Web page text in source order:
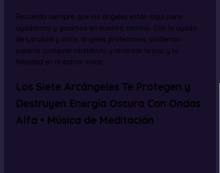
Recuerda siempre que los ángeles están aquí para
ayudarnos y guiarnos en nuestro camino. Con la ayuda
de Lahabiel y otros ángeles protectores, podemos
superar cualquier obstáculo y alcanzar la paz y la
felicidad en nuestras vidas.
Los Siete Arcángeles Te Protegen y
Destruyen Energía Oscura Con Ondas
Alfa • Música de Meditación